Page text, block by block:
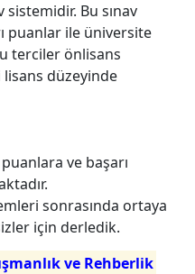
Bu sınav
puanlar ile üniversite
terciler önlisans
düzeyinde
ve başarı
sonrasında ortaya
için derledik.
ve Rehberlik